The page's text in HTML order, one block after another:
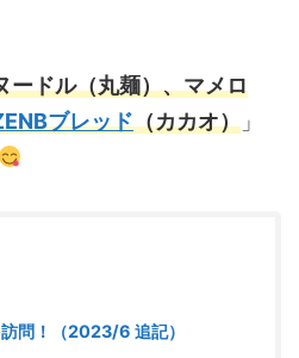
ードル（丸麺）、マメロ
ブレッド（カカオ） 」
問！（2023/6 追記）